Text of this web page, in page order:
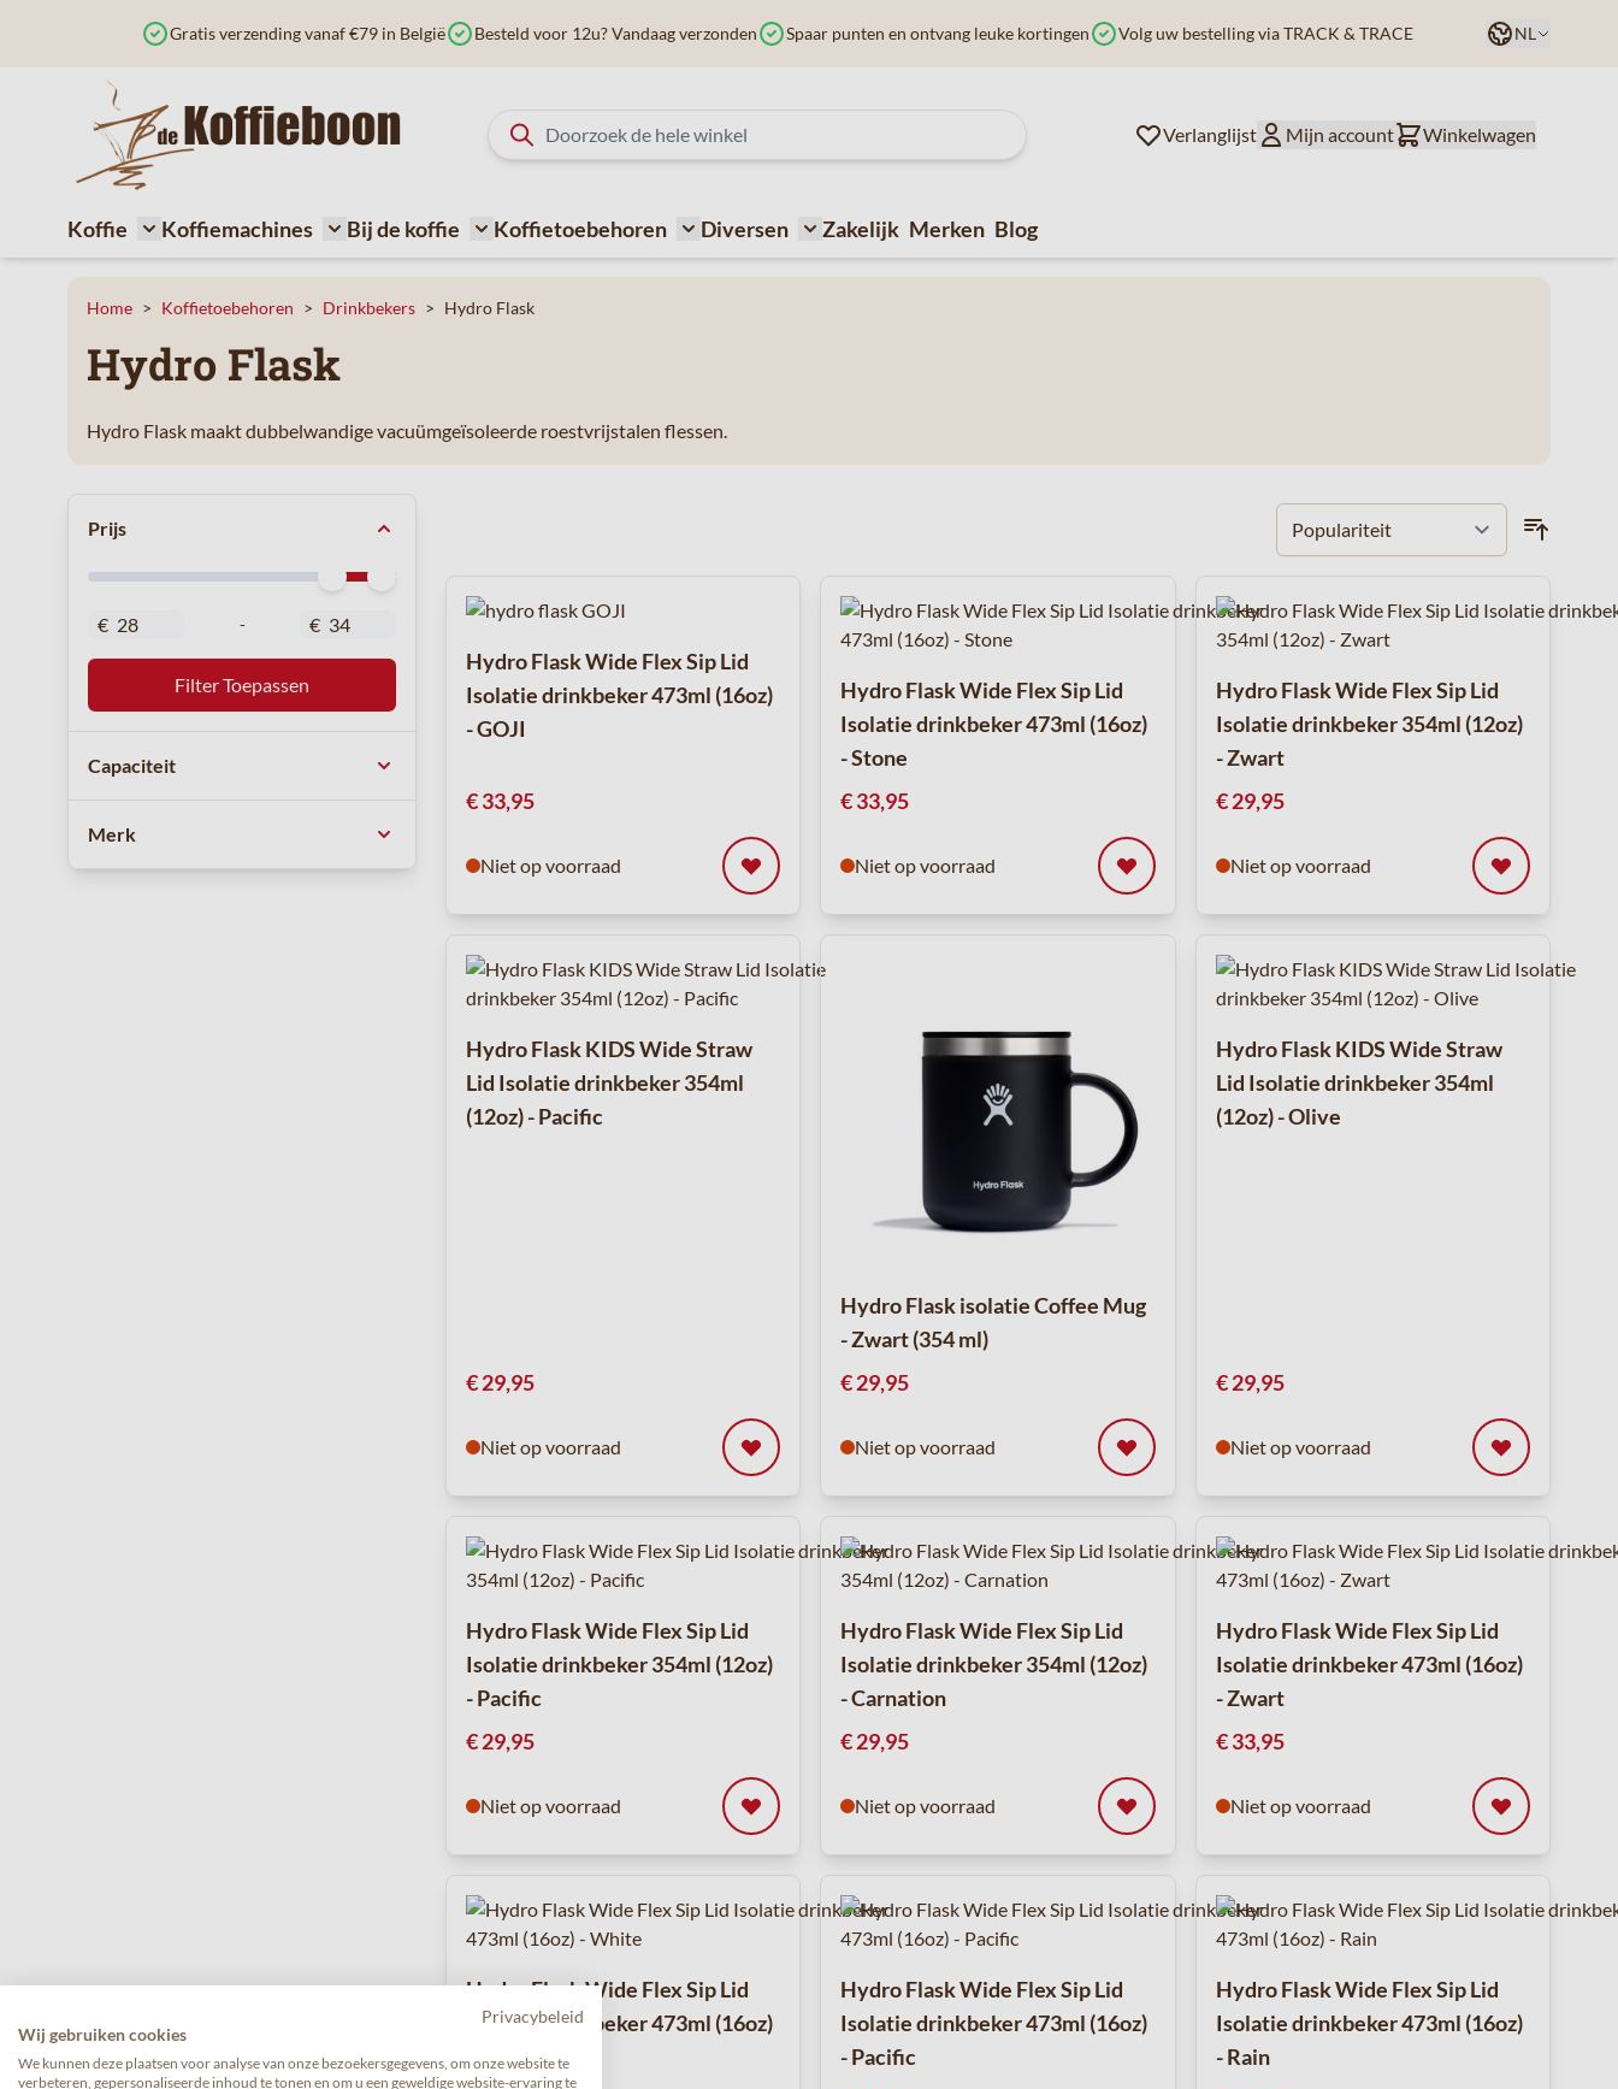
Gratis verzending vanaf €79 in België Besteld voor 12u? Vandaag verzonden Spaar punten en ontvang leuke kortingen Volg uw bestelling via TRACK & TRACE TaalNL
Verlanglijst Mijn account Winkelwagen
Koffie
Toggle submenu for Koffie
Koffiemachines
Toggle submenu for Koffiemachines
Bij de koffie
Toggle submenu for Bij de koffie
Koffietoebehoren
Toggle submenu for Koffietoebehoren
Diversen
Toggle submenu for Diversen
Zakelijk Merken Blog
Home > Koffietoebehoren > Drinkbekers > Hydro Flask
Hydro Flask
Hydro Flask maakt dubbelwandige vacuümgeïsoleerde roestvrijstalen flessen.
Doorgaan naar productlijst
Prijs
Minimal Price
Maximum Price
€ - €
Filter Toepassen
Capaciteit
Merk
Hydro Flask Wide Flex Sip Lid
Isolatie drinkbeker 473ml (16oz)
- GOJI
€ 33,95
Niet op voorraad
Hydro Flask Wide Flex Sip Lid
Isolatie drinkbeker 473ml (16oz)
- Stone
€ 33,95
Niet op voorraad
Hydro Flask Wide Flex Sip Lid
Isolatie drinkbeker 354ml (12oz)
- Zwart
€ 29,95
Niet op voorraad
Hydro Flask KIDS Wide Straw
Lid Isolatie drinkbeker 354ml
(12oz) - Pacific
€ 29,95
Niet op voorraad
Hydro Flask isolatie Coffee Mug
- Zwart (354 ml)
€ 29,95
Niet op voorraad
Hydro Flask KIDS Wide Straw
Lid Isolatie drinkbeker 354ml
(12oz) - Olive
€ 29,95
Niet op voorraad
Hydro Flask Wide Flex Sip Lid
Isolatie drinkbeker 354ml (12oz)
- Pacific
€ 29,95
Niet op voorraad
Hydro Flask Wide Flex Sip Lid
Isolatie drinkbeker 354ml (12oz)
- Carnation
€ 29,95
Niet op voorraad
Hydro Flask Wide Flex Sip Lid
Isolatie drinkbeker 473ml (16oz)
- Zwart
€ 33,95
Niet op voorraad
Hydro Flask Wide Flex Sip Lid
Isolatie drinkbeker 473ml (16oz)
- White
Hydro Flask Wide Flex Sip Lid
Isolatie drinkbeker 473ml (16oz)
- Pacific
Hydro Flask Wide Flex Sip Lid
Isolatie drinkbeker 473ml (16oz)
- Rain
Privacybeleid
Wij gebruiken cookies
We kunnen deze plaatsen voor analyse van onze bezoekersgegevens, om onze website te
verbeteren, gepersonaliseerde inhoud te tonen en om u een geweldige website-ervaring te